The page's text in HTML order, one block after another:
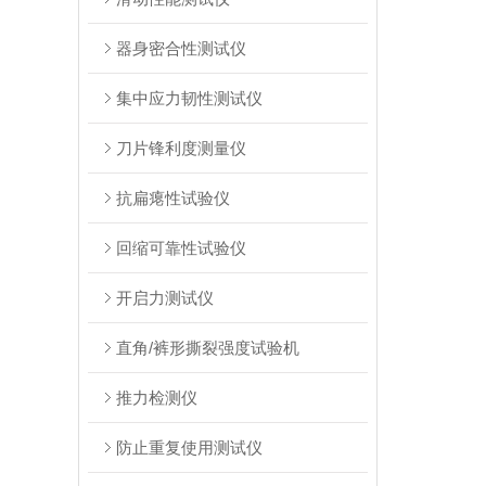
器身密合性测试仪
集中应力韧性测试仪
刀片锋利度测量仪
抗扁瘪性试验仪
回缩可靠性试验仪
开启力测试仪
直角/裤形撕裂强度试验机
推力检测仪
防止重复使用测试仪